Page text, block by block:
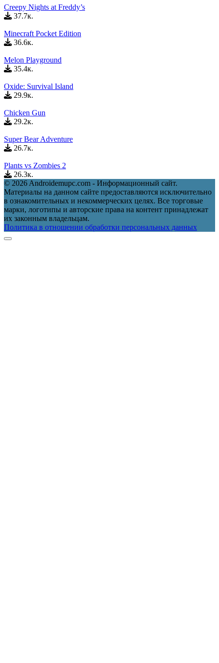
Creepy Nights at Freddy’s
37.7к.
Minecraft Pocket Edition
36.6к.
Melon Playground
35.4к.
Oxide: Survival Island
29.9к.
Chicken Gun
29.2к.
Super Bear Adventure
26.7к.
Plants vs Zombies 2
26.3к.
© 2026 Androidemupc.com - Информационный сайт.
Материалы на данном сайте предоставляются исключительно
в ознакомительных и некоммерческих целях. Все торговые
марки, логотипы и авторские права на контент принадлежат
их законным владельцам.
Политика в отношении обработки персональных данных